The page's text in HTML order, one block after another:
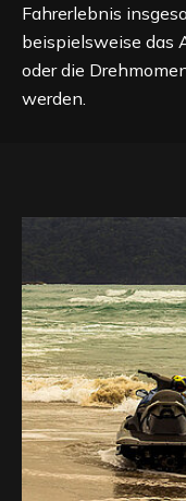
Fahrerlebnis
beispielsweise das
oder die
werden.